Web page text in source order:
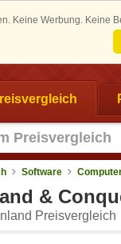
Keine Werbung. Keine
Software
&
Preisvergleich